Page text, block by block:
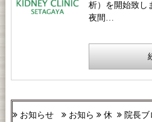
析）を開始致し
夜間…
お知らせ
休
院長ブ
お知ら